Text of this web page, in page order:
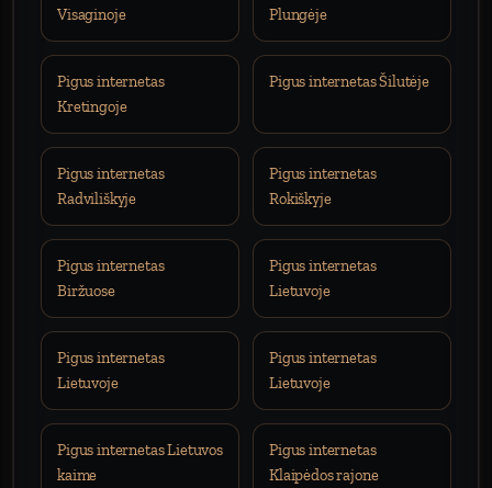
Visaginoje
Plungėje
Pigus internetas
Kretingoje
Pigus internetas Šilutėje
Pigus internetas
Radviliškyje
Pigus internetas
Rokiškyje
Pigus internetas
Biržuose
Pigus internetas
Lietuvoje
Pigus internetas
Lietuvoje
Pigus internetas
Lietuvoje
Pigus internetas Lietuvos
kaime
Pigus internetas
Klaipėdos rajone